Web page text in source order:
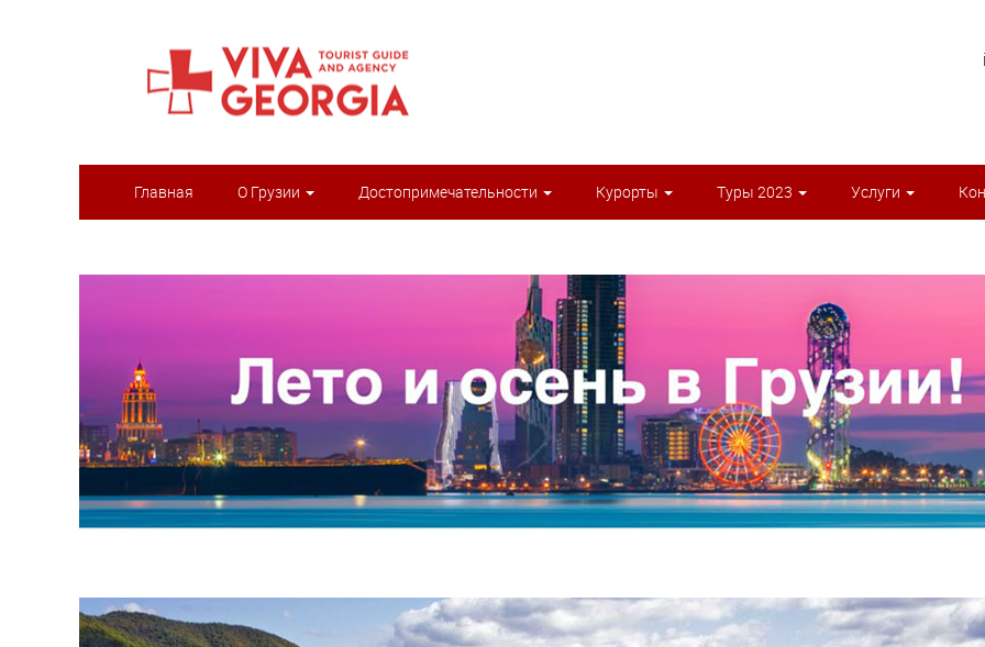
Главная О Грузии Достопримечательности Курорты Туры 2023 Услуги